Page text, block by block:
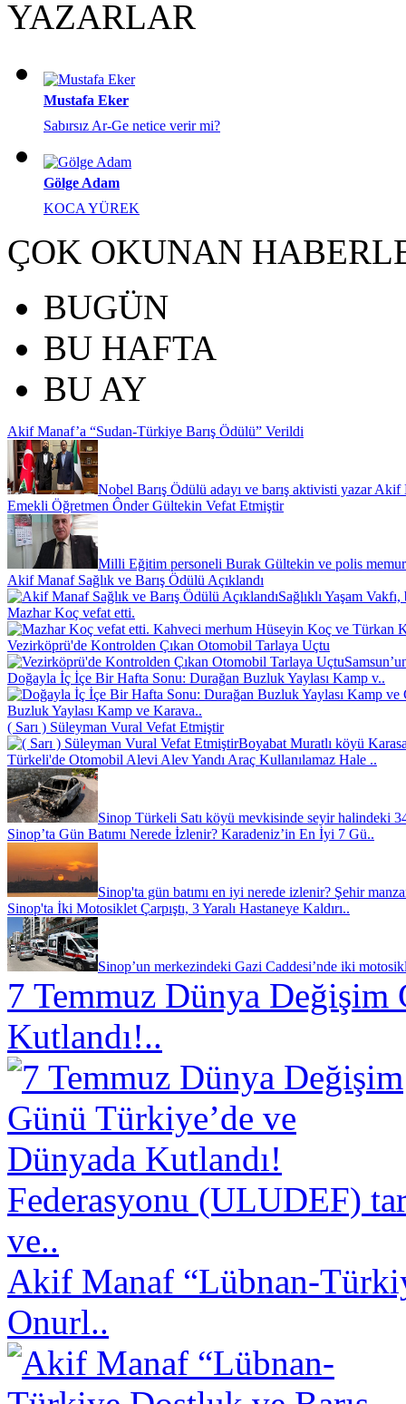
YAZARLAR
Mustafa Eker
Sabırsız Ar-Ge netice verir mi?
Gölge Adam
KOCA YÜREK
ÇOK OKUNAN
BUGÜN
BU HAFTA
BU AY
Akif Manaf’a “Sudan-Türkiye Barış Ödülü” Verildi
Nobel Barış Ödülü adayı ve barış aktivisti yazar
Emekli Öğretmen Ônder Gültekin Vefat Etmiştir
Milli Eğitim personeli Burak Gültekin ve polis
Akif Manaf Sağlık ve Barış Ödülü Açıklandı
Sağlıklı Yaşam
Mazhar Koç vefat etti.
Kahveci merhum Hüseyin Koç ve Türkan
Vezirköprü'de Kontrolden Çıkan Otomobil Tarlaya Uçtu
Doğayla İç İçe Bir Hafta Sonu: Durağan Buzluk Yaylası Kamp v..
Buzluk Yaylası Kamp ve Karava..
( Sarı ) Süleyman Vural Vefat Etmiştir
Boyabat Muratlı köyü
Türkeli'de Otomobil Alevi Alev Yandı Araç Kullanılamaz Hale ..
Sinop Türkeli Satı köyü mevkisinde seyir halindeki
Sinop’ta Gün Batımı Nerede İzlenir? Karadeniz’in En İyi 7 Gü..
Sinop'ta gün batımı en iyi nerede izlenir? Şehir
Sinop'ta İki Motosiklet Çarpıştı, 3 Yaralı Hastaneye Kaldırı..
Sinop’un merkezindeki Gazi Caddesi’nde iki
7 Temmuz Dünya Değişim
Kutlandı!..
Federasyonu (ULUDEF)
ve..
Akif Manaf “Lübnan-
Onurl..